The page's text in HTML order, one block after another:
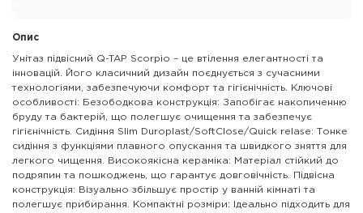
Опис
Унітаз підвісний Q-TAP Scorpio – це втілення елегантності та
інновацій. Його класичний дизайн поєднується з сучасними
технологіями, забезпечуючи комфорт та гігієнічність. Ключові
особливості: Безободкова конструкція: Запобігає накопиченню
бруду та бактерій, що полегшує очищення та забезпечує
гігієнічність. Сидіння Slim Duroplast/SoftClose/Quick relase: Тонке
сидіння з функціями плавного опускання та швидкого зняття для
легкого чищення. Високоякісна кераміка: Матеріал стійкий до
подряпин та пошкоджень, що гарантує довговічність. Підвісна
конструкція: Візуально збільшує простір у ванній кімнаті та
полегшує прибирання. Компактні розміри: Ідеально підходить для